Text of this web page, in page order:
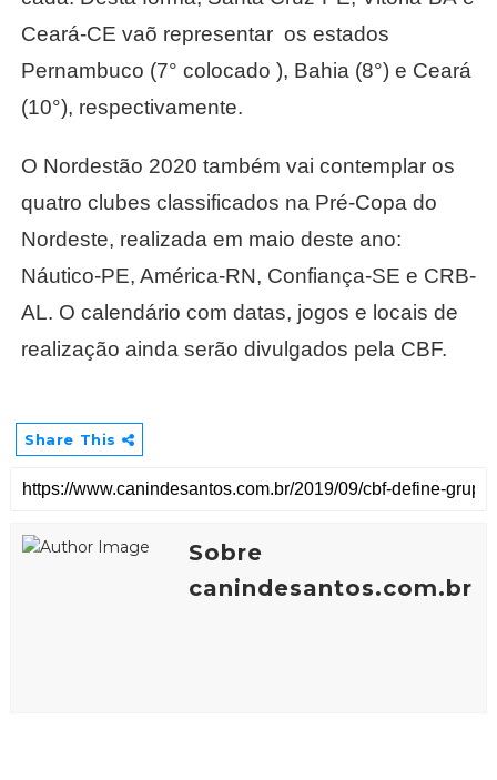
Ceará-CE vaõ representar os estados
Pernambuco (7° colocado ), Bahia (8°) e Ceará
(10°), respectivamente.
O Nordestão 2020 também vai contemplar os
quatro clubes classificados na Pré-Copa do
Nordeste, realizada em maio deste ano:
Náutico-PE, América-RN, Confiança-SE e CRB-
AL. O calendário com datas, jogos e locais de
realização ainda serão divulgados pela CBF.
Share This
Sobre
canindesantos.com.br